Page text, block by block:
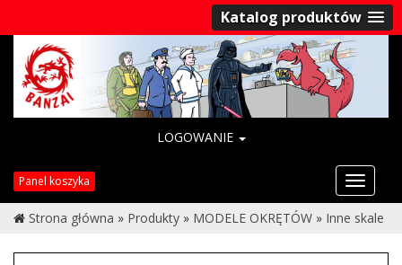
Katalog produktów
LOGOWANIE
Panel koszyka
Strona główna » Produkty » MODELE OKRĘTÓW » Inne skale